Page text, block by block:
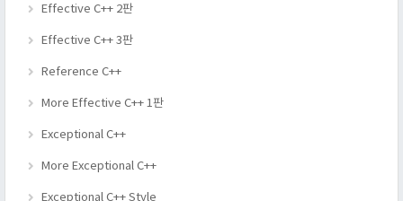
Effective C++ 2판
Effective C++ 3판
Reference C++
More Effective C++ 1판
Exceptional C++
More Exceptional C++
Exceptional C++ Style